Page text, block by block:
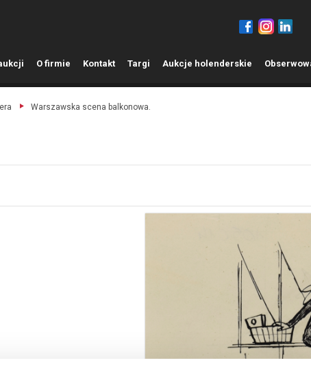
O firmie Kontakt Targi Aukcje holenderskie O
Warszawska scena balkonowa.